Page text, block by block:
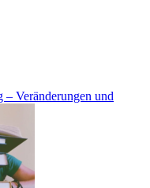
– Veränderungen und